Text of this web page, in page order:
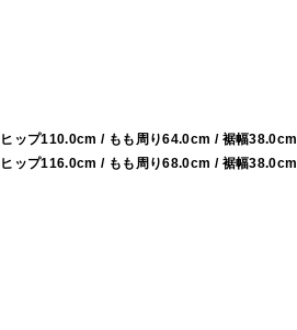
ップ110.0cm / もも周り64.0cm / 裾幅38.0cm
ップ116.0cm / もも周り68.0cm / 裾幅38.0cm